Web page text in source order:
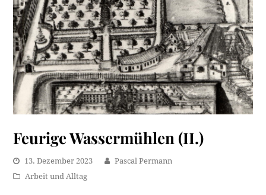
Feurige Wassermühlen (II.)
13. Dezember 2023
Pascal Permann
Arbeit und Alltag